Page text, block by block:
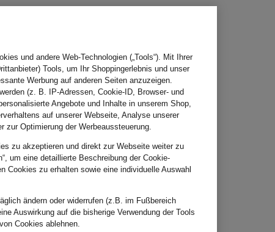
und andere Web-Technologien („Tools“). Mit Ihrer
Tools, um Ihr Shoppingerlebnis und unser
Werbung auf anderen Seiten anzuzeigen.
(z. B. IP-Adressen, Cookie-ID, Browser- und
Angebote und Inhalte in unserem Shop,
auf unserer Webseite, Analyse unserer
zur Optimierung der Werbeaussteuerung.
zu akzeptieren und direkt zur Webseite weiter zu
um eine detaillierte Beschreibung der Cookie-
Cookies zu erhalten sowie eine individuelle Auswahl
ändern oder widerrufen (z.B. im Fußbereich
Auswirkung auf die bisherige Verwendung der Tools
Cookies ablehnen.